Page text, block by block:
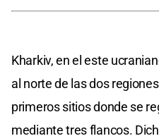
Kharkiv, en el este
al norte de las dos
primeros sitios donde se
mediante tres flancos.